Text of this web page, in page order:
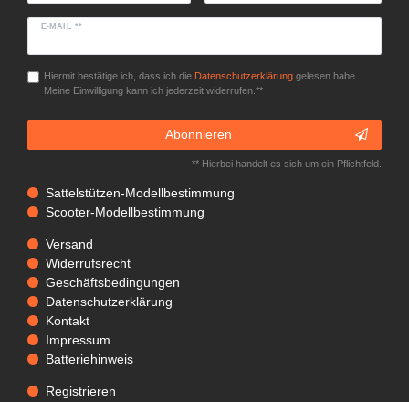
E-MAIL **
Hiermit bestätige ich, dass ich die Daten­schutz­erklärunggelesen habe.
Meine Einwilligung kann ich jederzeit widerrufen.**
Abonnieren
** Hierbei handelt es sich um ein Pflichtfeld.
Sattelstützen-Modellbestimmung
Scooter-Modellbestimmung
Versand
Widerrufsrecht
Geschäftsbedingungen
Datenschutzerklärung
Kontakt
Impressum
Batteriehinweis
Registrieren